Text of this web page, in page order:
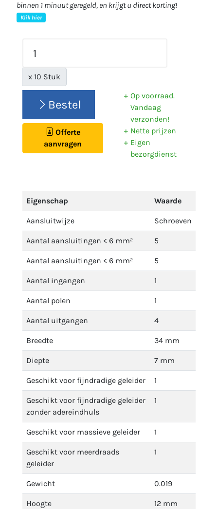
binnen 1 minuut geregeld, en krijgt u direct korting!
Klik hier
x 10 Stuk
Bestel
Offerte
aanvragen
Op voorraad.
Vandaag
verzonden!
Nette prijzen
Eigen
bezorgdienst
Eigenschap Waarde
Aansluitwijze Schroeven
Aantal aansluitingen < 6 mm² 5
Aantal aansluitingen < 6 mm² 5
Aantal ingangen 1
Aantal polen 1
Aantal uitgangen 4
Breedte 34 mm
Diepte 7 mm
Geschikt voor fijndradige geleider 1
Geschikt voor fijndradige geleider
zonder adereindhuls
1
Geschikt voor massieve geleider 1
Geschikt voor meerdraads
geleider
1
Gewicht 0.019
Hoogte 12 mm